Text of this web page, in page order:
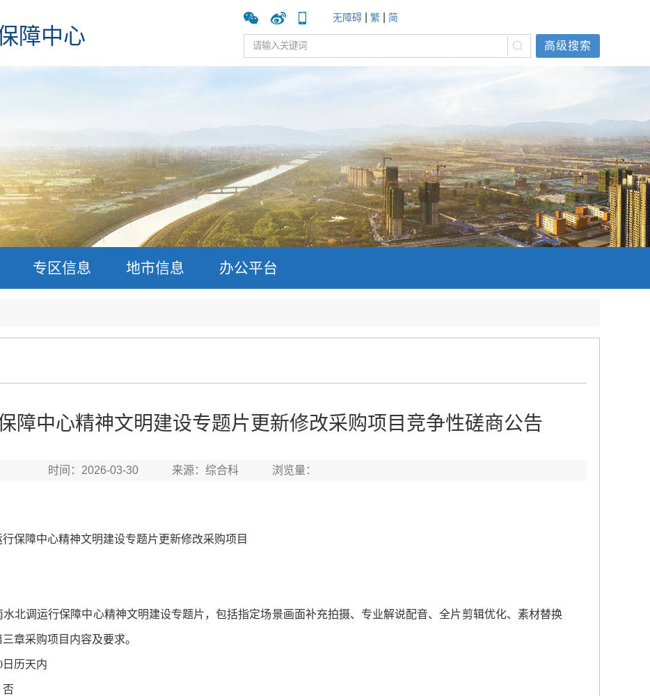
障中心
无障碍 繁 简
高级搜索
专区信息 地市信息 办公平台
障中心精神文明建设专题片更新修改采购项目竞争性磋商公告
时间：2026-03-30 来源：综合科 浏览量：
障中心精神文明建设专题片更新修改采购项目
调运行保障中心精神文明建设专题片，包括指定场景画面补充拍摄、专业解说配音、全片剪辑优化、素材替换
章采购项目内容及要求。
历天内